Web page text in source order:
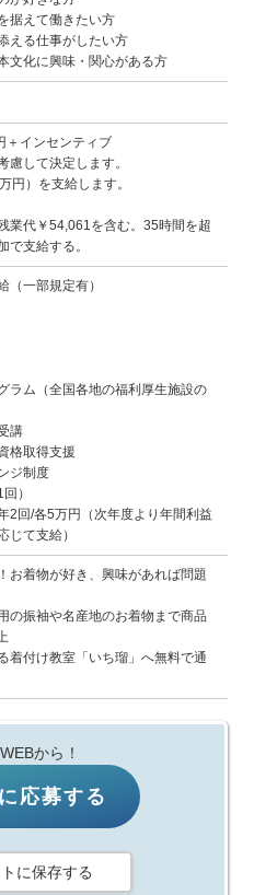
据えて働きたい方
える仕事がしたい方
文化に興味・関心がある方
＋インセンティブ
慮して決定します。
円）を支給します。
業代￥54,061を含む。35時間を超
で支給する。
（一部規定有）
ラム（全国各地の福利厚生施設の
講
格取得支援
ジ制度
）
2回/各5万円（次年度より年間利益
じて支給）
お着物が好き、興味があれば問題
の振袖や名産地のお着物まで商品
着付け教室「いち瑠」へ無料で通
から！
応募する
に保存する